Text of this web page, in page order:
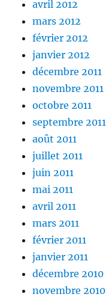
avril 2012
mars 2012
février 2012
janvier 2012
décembre 2011
novembre 2011
octobre 2011
septembre 2011
août 2011
juillet 2011
juin 2011
mai 2011
avril 2011
mars 2011
février 2011
janvier 2011
décembre 2010
novembre 2010